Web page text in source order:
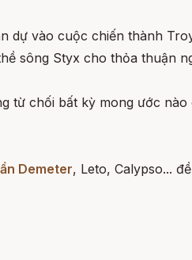
vào cuộc chiến thành
sông Styx cho thỏa thuận
từ chối bất kỳ mong ước
Demeter, Leto, Calypso...